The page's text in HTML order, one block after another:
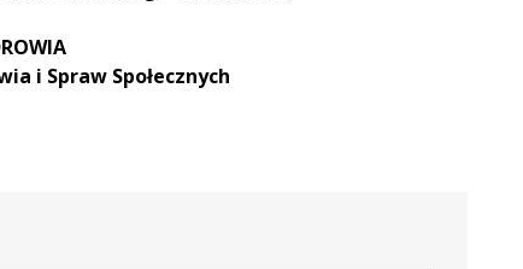
i Spraw Społecznych